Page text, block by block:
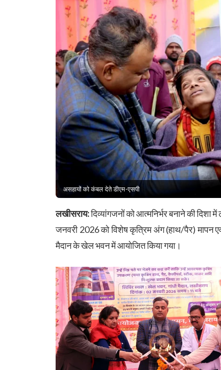
असहायों को कंबल देते डीएम-एसपी
लखीसराय:दिव्यांगजनों को आत्मनिर्भर बनाने की
जनवरी 2026 को विशेष कृत्रिम अंग (हाथ/पैर) मापन
मैदान के खेल भवन में आयोजित किया गया।